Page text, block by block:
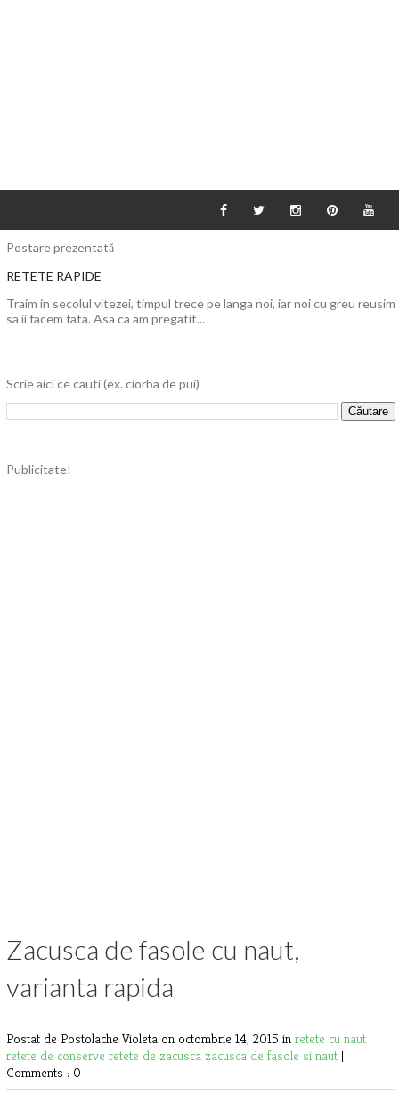
Postare prezentată
RETETE RAPIDE
Traim in secolul vitezei, timpul trece pe langa noi, iar noi cu greu reusim
sa ii facem fata. Asa ca am pregatit...
Scrie aici ce cauti (ex. ciorba de pui)
Publicitate!
Zacusca de fasole cu naut,
varianta rapida
Postat de Postolache Violeta on octombrie 14, 2015 in retete cu naut
retete de conserve retete de zacusca zacusca de fasole si naut |
Comments : 0